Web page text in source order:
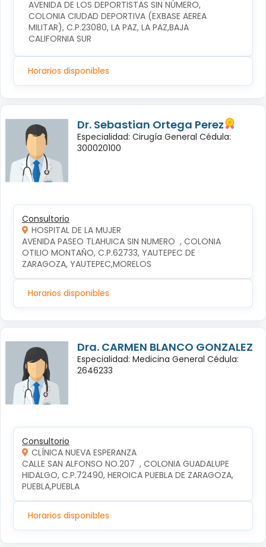
AVENIDA DE LOS DEPORTISTAS SIN NÚMERO,
COLONIA CIUDAD DEPORTIVA (EXBASE AEREA
MILITAR), C.P.23080, LA PAZ, LA PAZ,BAJA
CALIFORNIA SUR
Horarios disponibles
Dr. Sebastian Ortega Perez
Especialidad: Cirugía General Cédula:
300020100
Consultorio
HOSPITAL DE LA MUJER
AVENIDA PASEO TLAHUICA SIN NUMERO  , COLONIA
OTILIO MONTAÑO, C.P.62733, YAUTEPEC DE
ZARAGOZA, YAUTEPEC,MORELOS
Horarios disponibles
Dra. CARMEN BLANCO GONZALEZ
Especialidad: Medicina General Cédula:
2646233
Consultorio
CLÍNICA NUEVA ESPERANZA
CALLE SAN ALFONSO NO.207  , COLONIA GUADALUPE
HIDALGO, C.P.72490, HEROICA PUEBLA DE ZARAGOZA,
PUEBLA,PUEBLA
Horarios disponibles